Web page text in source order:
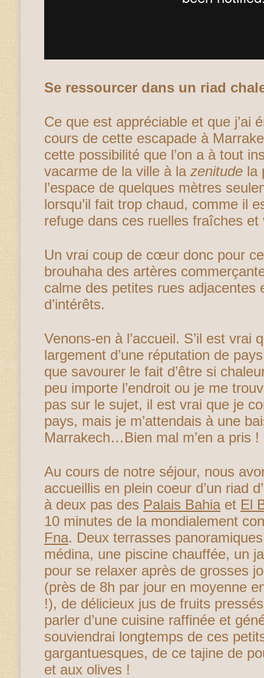
Se ressourcer dans un riad
Ce que est appréciable et que j’ai
cours de cette escapade à
cette possibilité que l’on a à tout
vacarme de la ville à la zenitude la
l’espace de quelques mètres
lorsqu’il fait trop chaud, comme il
refuge dans ces ruelles fraîches et
Un vrai coup de cœur donc pour
brouhaha des artères
calme des petites rues adjacentes
d’intérêts.
Venons-en à l’accueil. S’il est vrai
largement d’une réputation de
que savourer le fait d’être si
peu importe l’endroit ou je me
pas sur le sujet, il est vrai que je
pays, mais je m’attendais à une
Marrakech…Bien mal m’en a pris !
Au cours de notre séjour, nous
accueillis en plein coeur d’un riad
à deux pas des Palais Bahiaet El
10 minutes de la mondialement
Fna. Deux terrasses
médina, une piscine chauffée, un
pour se relaxer après de grosses
(près de 8h par jour en moyenne
!), de délicieux jus de fruits
parler d’une cuisine raffinée et
souviendrai longtemps de ces
gargantuesques, de ce tajine de
et aux olives !